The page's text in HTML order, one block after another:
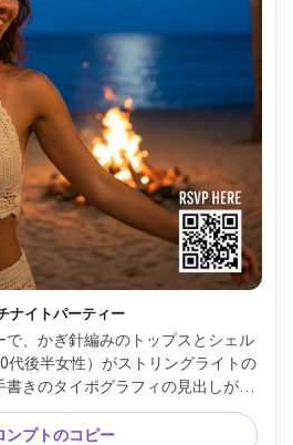
ナイトパーティー
で、かぎ針編みのトップスとシェル
代後半女性）がストリングライトの
きのタイポグラフィの見出しが入
ウト、小さな情報ブロック、明確な
地平線と後ろの焚き火の輝き、涼し
ンプトのコピー